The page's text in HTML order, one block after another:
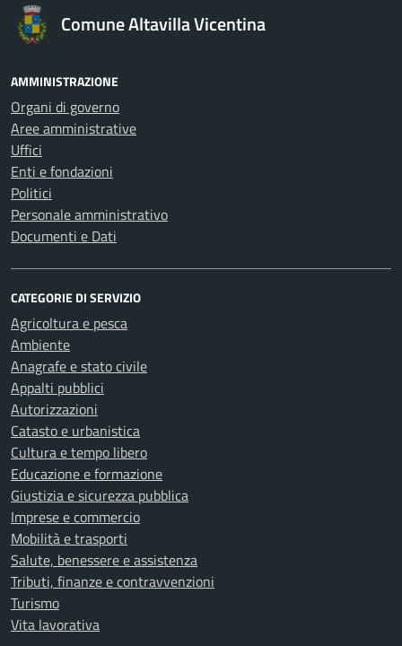
Comune Altavilla Vicentina
AMMINISTRAZIONE
Organi di governo
Aree amministrative
Uffici
Enti e fondazioni
Politici
Personale amministrativo
Documenti e Dati
CATEGORIE DI SERVIZIO
Agricoltura e pesca
Ambiente
Anagrafe e stato civile
Appalti pubblici
Autorizzazioni
Catasto e urbanistica
Cultura e tempo libero
Educazione e formazione
Giustizia e sicurezza pubblica
Imprese e commercio
Mobilità e trasporti
Salute, benessere e assistenza
Tributi, finanze e contravvenzioni
Turismo
Vita lavorativa